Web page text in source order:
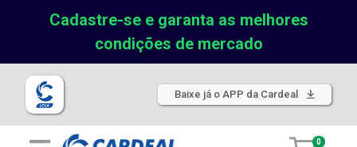
Cadastre-se e garanta as melhores
condições de mercado
Baixe já o APP da Cardeal
0